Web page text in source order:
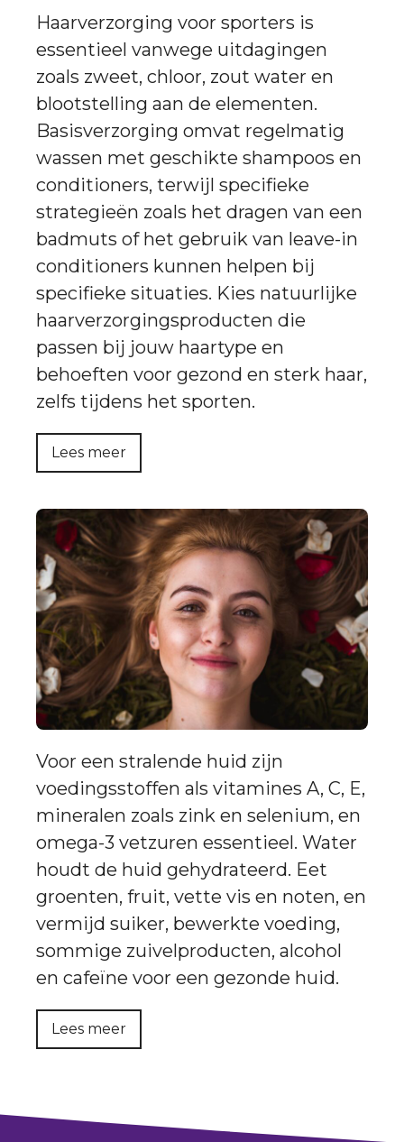
Haarverzorging voor sporters is
essentieel vanwege uitdagingen
zoals zweet, chloor, zout water en
blootstelling aan de elementen.
Basisverzorging omvat regelmatig
wassen met geschikte shampoos en
conditioners, terwijl specifieke
strategieën zoals het dragen van een
badmuts of het gebruik van leave-in
conditioners kunnen helpen bij
specifieke situaties. Kies natuurlijke
haarverzorgingsproducten die
passen bij jouw haartype en
behoeften voor gezond en sterk haar,
zelfs tijdens het sporten.
Lees meer
Voor een stralende huid zijn
voedingsstoffen als vitamines A, C, E,
mineralen zoals zink en selenium, en
omega-3 vetzuren essentieel. Water
houdt de huid gehydrateerd. Eet
groenten, fruit, vette vis en noten, en
vermijd suiker, bewerkte voeding,
sommige zuivelproducten, alcohol
en cafeïne voor een gezonde huid.
Lees meer